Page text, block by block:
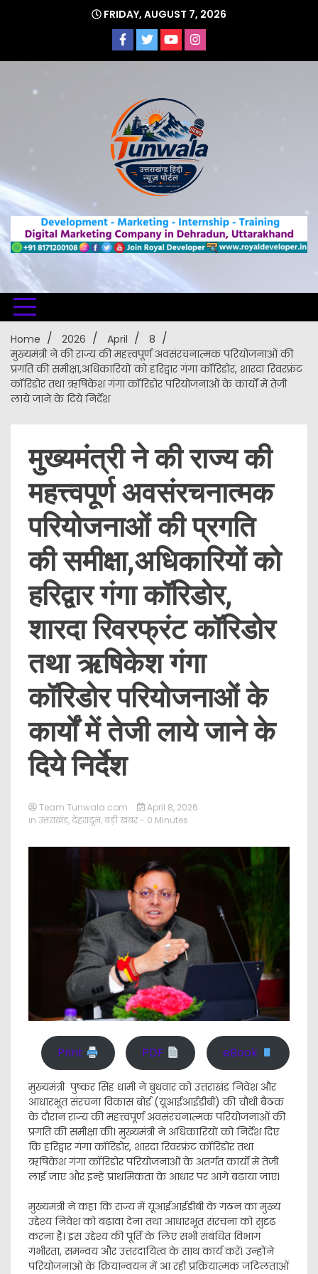
FRIDAY, AUGUST 7, 2026
Uttarakhand Hindi News Portal
Home 2026 April
8
मुख्यमंत्री ने की राज्य की महत्त्वपूर्ण अवसंरचनात्मक परियोजनाओं की
प्रगति की समीक्षा,अधिकारियों को हरिद्वार गंगा कॉरिडोर, शारदा रिवरफ्रंट
कॉरिडोर तथा ऋषिकेश गंगा कॉरिडोर परियोजनाओं के कार्यों में तेजी
लाये जाने के दिये निर्देश
मुख्यमंत्री ने की राज्य की
महत्त्वपूर्ण अवसंरचनात्मक
परियोजनाओं की प्रगति
की समीक्षा,अधिकारियों को
हरिद्वार गंगा कॉरिडोर,
शारदा रिवरफ्रंट कॉरिडोर
तथा ऋषिकेश गंगा
कॉरिडोर परियोजनाओं के
कार्यों में तेजी लाये जाने के
दिये निर्देश
Team Tunwala.com
April 8, 2026
in उत्तराखंड,देहरादून,बड़ी खबर - 0 Minutes
Print PDF eBook
मुख्यमंत्री पुष्कर सिंह धामी ने बुधवार को उत्तराखंड निवेश और
आधारभूत संरचना विकास बोर्ड (यूआईआईडीबी) की चौथी बैठक
के दौरान राज्य की महत्त्वपूर्ण अवसंरचनात्मक परियोजनाओं की
प्रगति की समीक्षा की। मुख्यमंत्री ने अधिकारियों को निर्देश दिए
कि हरिद्वार गंगा कॉरिडोर, शारदा रिवरफ्रंट कॉरिडोर तथा
ऋषिकेश गंगा कॉरिडोर परियोजनाओं के अंतर्गत कार्यों में तेजी
लाई जाए और इन्हें प्राथमिकता के आधार पर आगे बढ़ाया जाए।
मुख्यमंत्री ने कहा कि राज्य में यूआईआईडीबी के गठन का मुख्य
उद्देश्य निवेश को बढ़ावा देना तथा आधारभूत संरचना को सुदृढ़
करना है। इस उद्देश्य की पूर्ति के लिए सभी संबंधित विभाग
गंभीरता, समन्वय और उत्तरदायित्व के साथ कार्य करें। उन्होंने
परियोजनाओं के क्रियान्वयन में आ रही प्रक्रियात्मक जटिलताओं